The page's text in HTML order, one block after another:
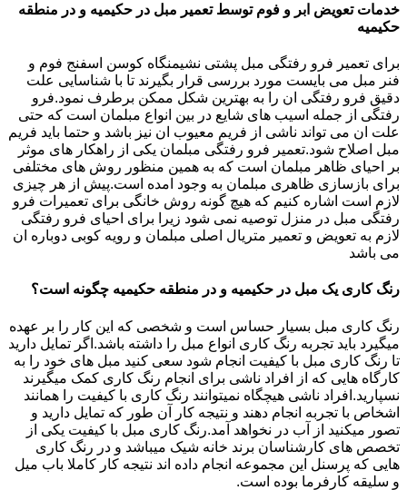
خدمات تعویض ابر و فوم توسط تعمیر مبل در حکیمیه و در منطقه
حکیمیه
برای تعمیر فرو رفتگی مبل پشتی نشیمنگاه کوسن اسفنج فوم و
فنر مبل می بایست مورد بررسی قرار بگیرند تا با شناسایی علت
دقیق فرو رفتگی ان را به بهترین شکل ممکن برطرف نمود.فرو
رفتگی از جمله اسیب های شایع در بین انواع مبلمان است که حتی
علت ان می تواند ناشی از فریم معیوب ان نیز باشد و حتما باید فریم
مبل اصلاح شود.تعمیر فرو رفتگی مبلمان یکی از راهکار های موثر
بر احیای ظاهر مبلمان است که به همین منظور روش های مختلفی
برای بازسازی ظاهری مبلمان به وجود امده است.پیش از هر چیزی
لازم است اشاره کنیم که هیچ گونه روش خانگی برای تعمیرات فرو
رفتگی مبل در منزل توصیه نمی شود زیرا برای احیای فرو رفتگی
لازم به تعویض و تعمیر متریال اصلی مبلمان و رویه کوبی دوباره ان
می باشد
رنگ کاری یک مبل در حکیمیه و در منطقه حکیمیه چگونه است؟
رنگ کاری مبل بسیار حساس است و شخصی که این کار را بر عهده
میگیرد باید تجربه رنگ کاری انواع مبل را داشته باشد.اگر تمایل دارید
تا رنگ کاری مبل با کیفیت انجام شود سعی کنید مبل های خود را به
کارگاه هایی که از افراد ناشی برای انجام رنگ کاری کمک میگیرند
نسپارید.افراد ناشی هیچگاه نمیتوانند رنگ کاری با کیفیت را همانند
اشخاص با تجربه انجام دهند و نتیجه کار آن طور که تمایل دارید و
تصور میکنید از آب در نخواهد آمد.رنگ کاری مبل با کیفیت یکی از
تخصص های کارشناسان برند خانه شیک میباشد و در رنگ کاری
هایی که پرسنل این مجموعه انجام داده اند نتیجه کار کاملا باب میل
و سلیقه کارفرما بوده است.